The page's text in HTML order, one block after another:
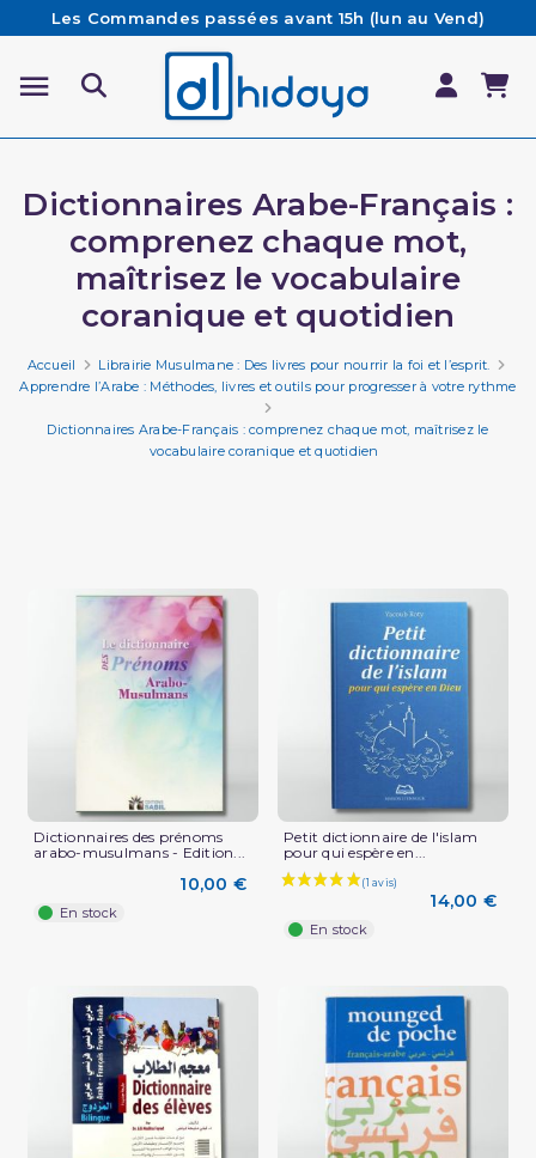
Les Commandes passées avant 15h (lun au Vend)
sont préparées et expédiées le jour même
Besoin d'aide ? Retrouvez notre FAQ
Livraison offerte à partir de 65€ d'achat*
Dictionnaires Arabe-Français :
comprenez chaque mot,
maîtrisez le vocabulaire
coranique et quotidien
Accueil
Librairie Musulmane : Des livres pour nourrir la foi et l’esprit.
Apprendre l’Arabe : Méthodes, livres et outils pour progresser à votre rythme
Dictionnaires Arabe-Français : comprenez chaque mot, maîtrisez le
vocabulaire coranique et quotidien
Dictionnaires des prénoms
arabo-musulmans - Edition...
10,00 €
En stock
Petit dictionnaire de l'islam
pour qui espère en...
14,00 €
En stock